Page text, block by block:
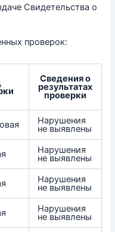
Свидетельства о
проверок:
Сведения о
результатах
проверки
Нарушения
не выявлены
Нарушения
не выявлены
Нарушения
не выявлены
Нарушения
не выявлены